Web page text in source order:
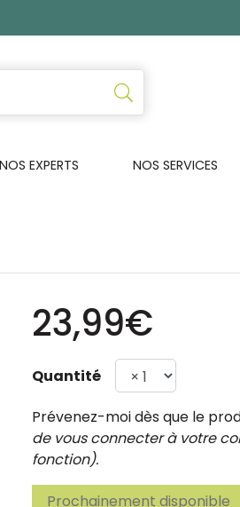
NOS EXPERTS NOS SERVICES
23,99€
Quantité
Prévenez-moi dès que le
de vous connecter à votre
fonction).
Prochainement disponible